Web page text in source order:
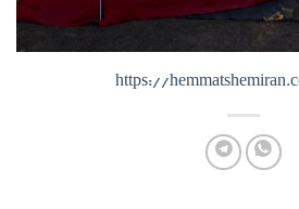
https://